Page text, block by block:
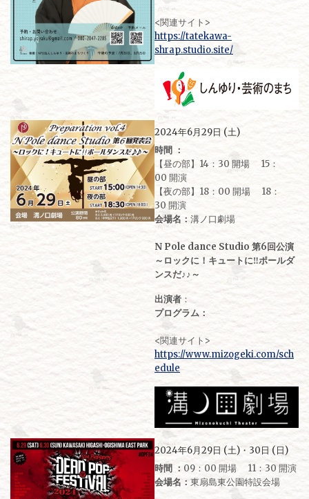
<関連サイト>
https://tatekawa-
shrap.studio.site/
2024年6月29日 (土)
時間 ：
【昼の部】14：30 開場 15：
00 開演
【夜の部】18：00 開場 18：
30 開演
会場名： 溝ノ口劇場
N Pole dance Studio 第6回公演
～ロックに！キュートに‼ポールダ
ンスだ♪♪～
出演者 ：
プログラム：
<関連サイト>
https://www.mizogeki.com/sch
edule
2024年6月29日 (土)・30日 (日)
時間 ： 09：00 開場 11：30 開演
会場名： 東扇島東公園特設会場